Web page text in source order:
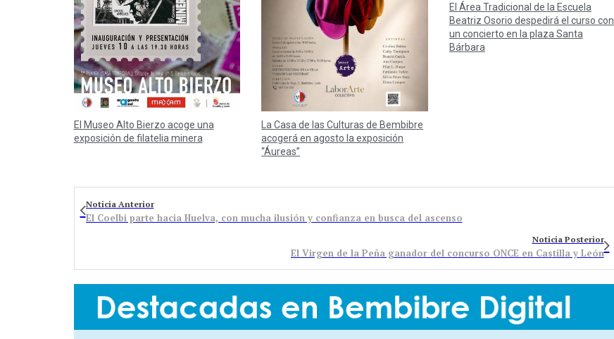
El Museo Alto Bierzo acoge una
exposición de filatelia minera
La Casa de las Culturas de Bembibre
acogerá en agosto la exposición
“Áureas”
El Área Tradicional de la Escuela
Beatriz Osorio despedirá el curso con
un concierto en la plaza Santa
Bárbara
Noticia Anterior
El Coelbi parte hacia Huelva, con mucha ilusión y confianza en busca del ascenso
Noticia Posterior
El Virgen de la Peña ganador del concurso ONCE en Castilla y León